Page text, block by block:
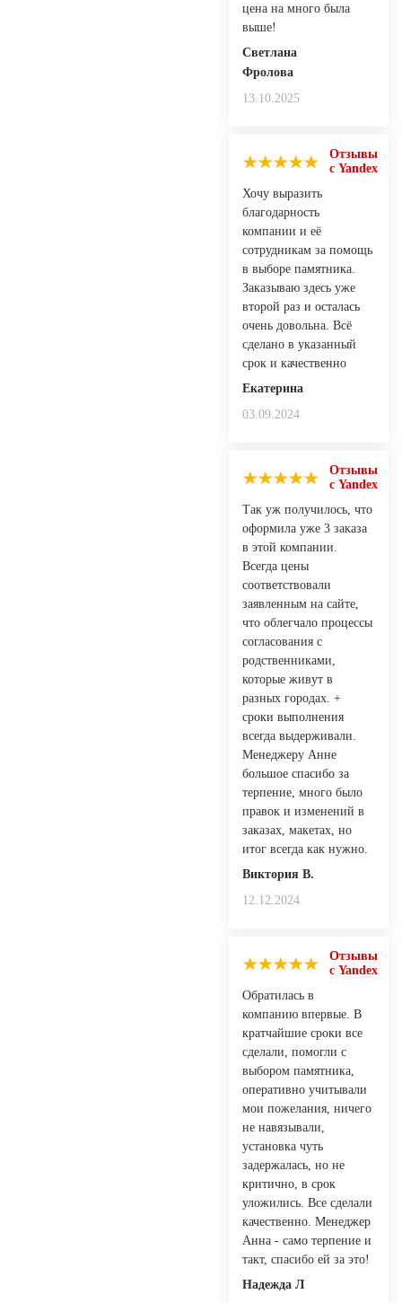
цена на много была
выше!
Светлана
Фролова
13.10.2025
Отзывы
с Yandex
Хочу выразить
благодарность
компании и её
сотрудникам за помощь
в выборе памятника.
Заказываю здесь уже
второй раз и осталась
очень довольна. Всё
сделано в указанный
срок и качественно
Екатерина
03.09.2024
Отзывы
с Yandex
Так уж получилось, что
оформила уже 3 заказа
в этой компании.
Всегда цены
соответствовали
заявленным на сайте,
что облегчало процессы
согласования с
родственниками,
которые живут в
разных городах. +
сроки выполнения
всегда выдерживали.
Менеджеру Анне
большое спасибо за
терпение, много было
правок и изменений в
заказах, макетах, но
итог всегда как нужно.
Виктория В.
12.12.2024
Отзывы
с Yandex
Обратилась в
компанию впервые. В
кратчайшие сроки все
сделали, помогли с
выбором памятника,
оперативно учитывали
мои пожелания, ничего
не навязывали,
установка чуть
задержалась, но не
критично, в срок
уложились. Все сделали
качественно. Менеджер
Анна - само терпение и
такт, спасибо ей за это!
Надежда Л